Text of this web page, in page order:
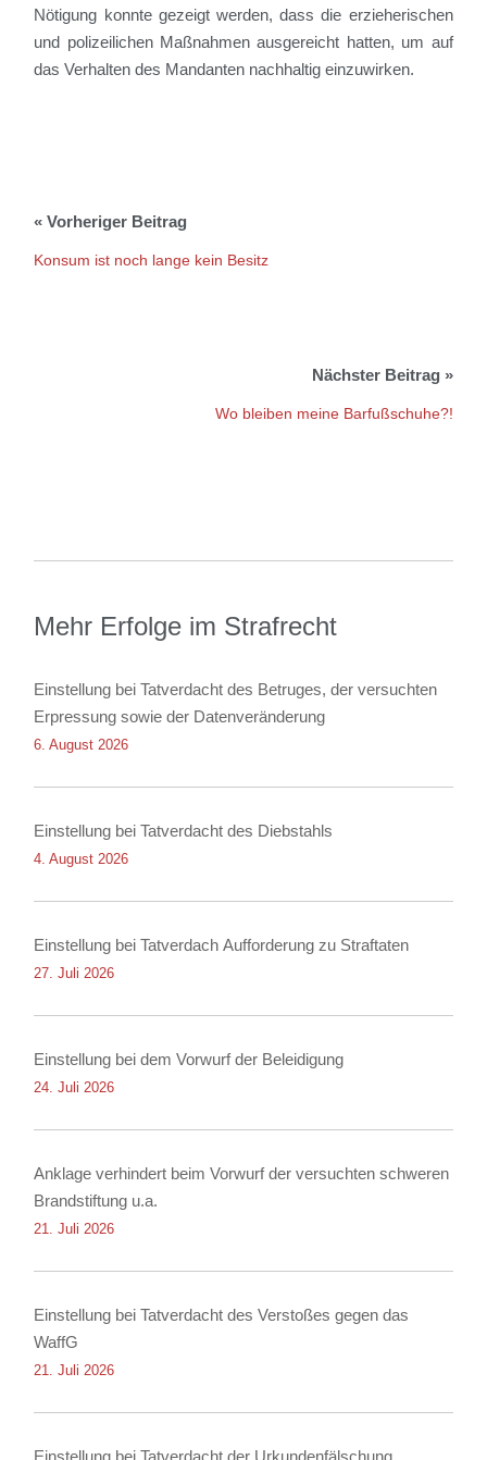
Nötigung konnte gezeigt werden, dass die erzieherischen
und polizeilichen Maßnahmen ausgereicht hatten, um auf
das Verhalten des Mandanten nachhaltig einzuwirken.
Konsum ist noch lange kein Besitz
Wo bleiben meine Barfußschuhe?!
Mehr Erfolge im Strafrecht
Einstellung bei Tatverdacht des Betruges, der versuchten
Erpressung sowie der Datenveränderung
6. August 2026
Einstellung bei Tatverdacht des Diebstahls
4. August 2026
Einstellung bei Tatverdach Aufforderung zu Straftaten
27. Juli 2026
Einstellung bei dem Vorwurf der Beleidigung
24. Juli 2026
Anklage verhindert beim Vorwurf der versuchten schweren
Brandstiftung u.a.
21. Juli 2026
Einstellung bei Tatverdacht des Verstoßes gegen das
WaffG
21. Juli 2026